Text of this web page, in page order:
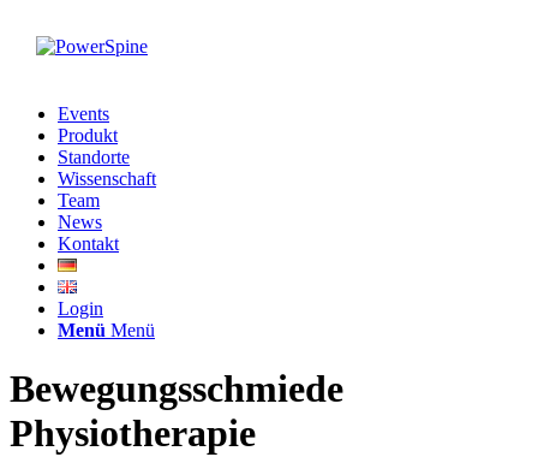
Events
Produkt
Standorte
Wissenschaft
Team
News
Kontakt
Login
Menü Menü
Bewegungsschmiede
Physiotherapie